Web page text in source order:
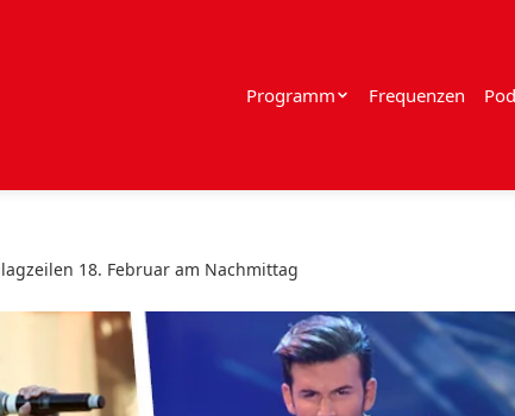
Programm Frequenzen
18. Februar am Nachmittag